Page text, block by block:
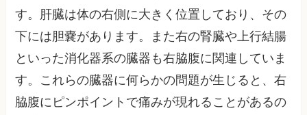
す。肝臓は体の右側に大きく位置しており、その
下には胆嚢があります。また右の腎臓や上行結腸
といった消化器系の臓器も右脇腹に関連していま
す。これらの臓器に何らかの問題が生じると、右
脇腹にピンポイントで痛みが現れることがあるの